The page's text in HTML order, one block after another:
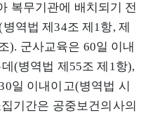
복무기관에 배치되기 전
역법 제34조 제1항, 제
). 군사교육은 60일 이내
(병역법 제55조 제1항),
일 이내이고(병역법 시
기간은 공중보건의사의